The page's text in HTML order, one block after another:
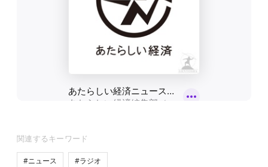
関連するキーワード
#ニュース #ラジオ